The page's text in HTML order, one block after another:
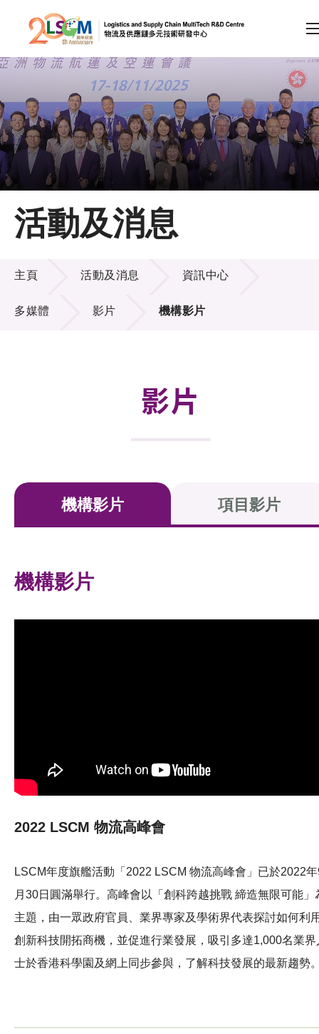
跳到內容（按回車鍵）
會員登入
A A EN 繁 简
主頁
關於LSCM
技術商品化
項目及資助計劃
活動及消息
資訊中心
科技分享
活動及消息
活動及消息
主頁 活動及消息 資訊中心
多媒體 影片 機構影片
影片
機構影片 項目影片
機構影片
2022 LSCM 物流高峰會
LSCM年度旗艦活動「2022 LSCM 物流高峰會」已於2022
月30日圓滿舉行。高峰會以「創科跨越挑戰 締造無限可能」
主題，由一眾政府官員、業界專家及學術界代表探討如何利
創新科技開拓商機，並促進行業發展，吸引多達1,000名業界
士於香港科學園及網上同步參與，了解科技發展的最新趨勢